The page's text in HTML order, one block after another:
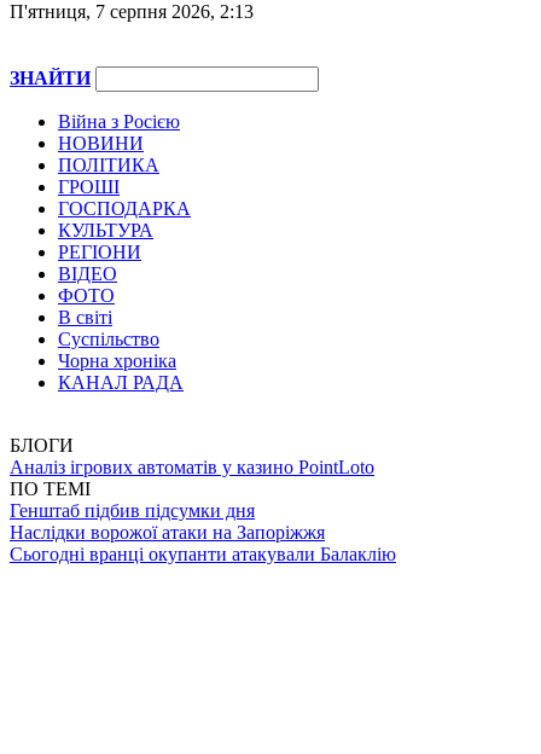
П'ятниця, 7 серпня 2026, 2:13
ЗНАЙТИ
Війна з Росією
НОВИНИ
ПОЛІТИКА
ГРОШІ
ГОСПОДАРКА
КУЛЬТУРА
РЕГІОНИ
ВІДЕО
ФОТО
В світі
Суспільство
Чорна хроніка
КАНАЛ РАДА
БЛОГИ
Аналіз ігрових автоматів у казино PointLoto
ПО ТЕМІ
Генштаб підбив підсумки дня
Наслідки ворожої атаки на Запоріжжя
Сьогодні вранці окупанти атакували Балаклію